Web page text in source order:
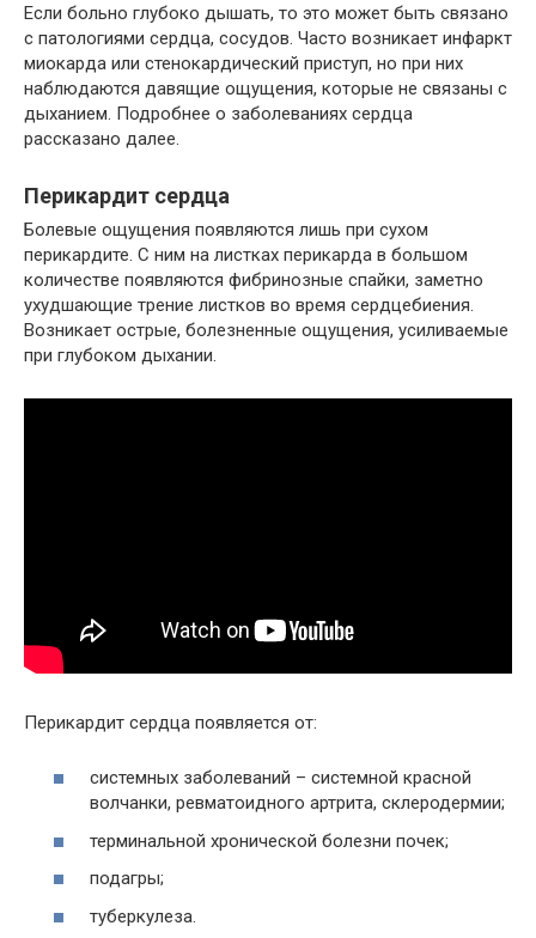
Если больно глубоко дышать, то это может быть связано
с патологиями сердца, сосудов. Часто возникает инфаркт
миокарда или стенокардический приступ, но при них
наблюдаются давящие ощущения, которые не связаны с
дыханием. Подробнее о заболеваниях сердца
рассказано далее.
Перикардит сердца
Болевые ощущения появляются лишь при сухом
перикардите. С ним на листках перикарда в большом
количестве появляются фибринозные спайки, заметно
ухудшающие трение листков во время сердцебиения.
Возникает острые, болезненные ощущения, усиливаемые
при глубоком дыхании.
Перикардит сердца появляется от:
системных заболеваний – системной красной
волчанки, ревматоидного артрита, склеродермии;
терминальной хронической болезни почек;
подагры;
туберкулеза.